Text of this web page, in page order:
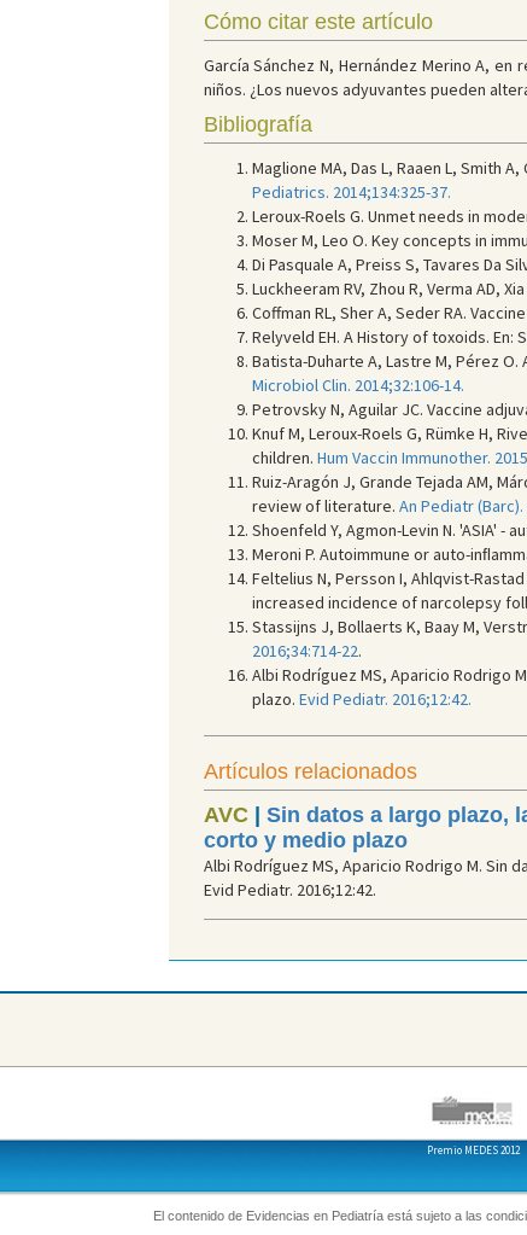
Cómo citar este artículo
García Sánchez N, Hernández Merino A,
niños. ¿Los nuevos adyuvantes pueden
Bibliografía
Maglione MA, Das L, Raaen L, Smith
Pediatrics. 2014;134:325-37.
Leroux-Roels G. Unmet needs in
Moser M, Leo O. Key concepts in
Di Pasquale A, Preiss S, Tavares Da
Luckheeram RV, Zhou R, Verma AD,
Coffman RL, Sher A, Seder RA.
Relyveld EH. A History of toxoids.
Batista-Duharte A, Lastre M, Pérez
Microbiol Clin. 2014;32:106-14.
Petrovsky N, Aguilar JC. Vaccine
Knuf M, Leroux-Roels G, Rümke H,
children. Hum Vaccin Immunother.
Ruiz-Aragón J, Grande Tejada AM,
review of literature. An Pediatr (Barc).
Shoenfeld Y, Agmon-Levin N. 'ASIA' -
Meroni P. Autoimmune or auto-
Feltelius N, Persson I, Ahlqvist-
increased incidence of narcolepsy
Stassijns J, Bollaerts K, Baay M,
2016;34:714-22.
Albi Rodríguez MS, Aparicio Rodrigo
plazo. Evid Pediatr. 2016;12:42.
Artículos relacionados
AVC| Sin datos a largo plazo,
corto y medio plazo
Albi Rodríguez MS, Aparicio Rodrigo M.
Evid Pediatr. 2016;12:42.
Premio MEDES 2012
El contenido de Evidencias en Pediatría está sujeto a las